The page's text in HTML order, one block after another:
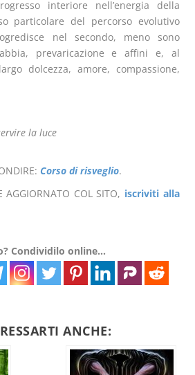
interiore nell’energia della
particolare del percorso evolutivo
nel secondo, meno sono
prevaricazione e affini e, al
dolcezza, amore, compassione,
laluce
Corso di risveglio.
AGGIORNATO COL SITO, iscriviti alla
Condividilo online...
ANCHE: